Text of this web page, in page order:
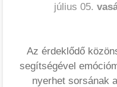
július 05.
Az érdeklődő
segítségével
nyerhet sorsának